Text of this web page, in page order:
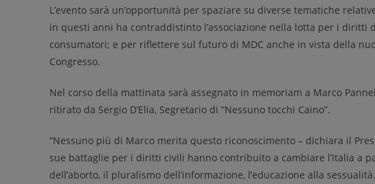
L’evento sarà un’opportunità per spaziare su diverse tematiche
in questi anni ha contraddistinto l’associazione nella lotta per i diritti
consumatori; e per riflettere sul futuro di MDC anche in vista della
Congresso.
Nel corso della mattinata sarà assegnato in memoriam a Marco
ritirato da Sergio D’Elia, Segretario di “Nessuno tocchi Caino”.
“Nessuno più di Marco merita questo riconoscimento – dichiara il
sue battaglie per i diritti civili hanno contribuito a cambiare l’Italia a
dell’aborto, il pluralismo dell’informazione, l’educazione alla sessualità.